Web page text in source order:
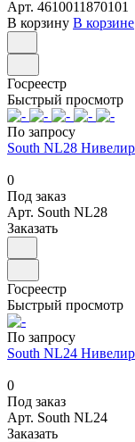
Арт. 4610011870101
В корзину В корзине
Госреестр
Быстрый просмотр
По запросу
South NL28 Нивелир
0
Под заказ
Арт. South NL28
Заказать
Госреестр
Быстрый просмотр
По запросу
South NL24 Нивелир
0
Под заказ
Арт. South NL24
Заказать